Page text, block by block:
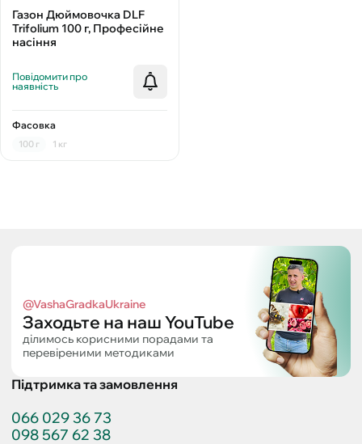
Газон Дюймовочка DLF
Trifolium 100 г, Професійне
насіння
Повідомити про
наявність
Фасовка
100 г 1 кг
@VashaGradkaUkraine
Заходьте на наш YouTube
ділимось корисними порадами та
перевіреними методиками
Підтримка та замовлення
066 029 36 73
098 567 62 38